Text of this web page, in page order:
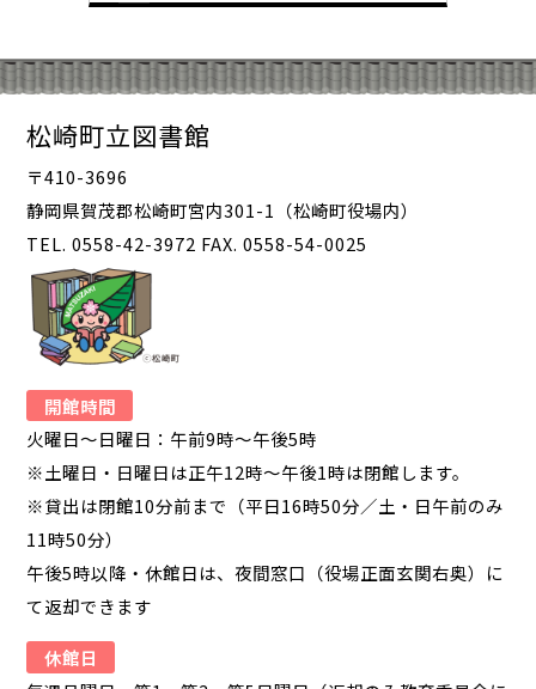
松崎町立図書館
〒410-3696
静岡県賀茂郡松崎町宮内301-1（松崎町役場内）
TEL. 0558-42-3972 FAX. 0558-54-0025
開館時間
火曜日～日曜日：午前9時～午後5時
※土曜日・日曜日は正午12時～午後1時は閉館します。
※貸出は閉館10分前まで（平日16時50分／土・日午前のみ
11時50分）
午後5時以降・休館日は、夜間窓口（役場正面玄関右奥）に
て返却できます
休館日